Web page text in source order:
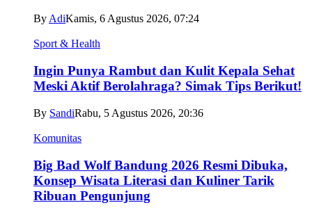
ByAdiKamis, 6 Agustus 2026, 07:24
Sport & Health
Ingin Punya Rambut dan Kulit Kepala Sehat
Meski Aktif Berolahraga? Simak Tips Berikut!
By SandiRabu, 5 Agustus 2026, 20:36
Komunitas
Big Bad Wolf Bandung 2026 Resmi Dibuka,
Konsep Wisata Literasi dan Kuliner Tarik
Ribuan Pengunjung